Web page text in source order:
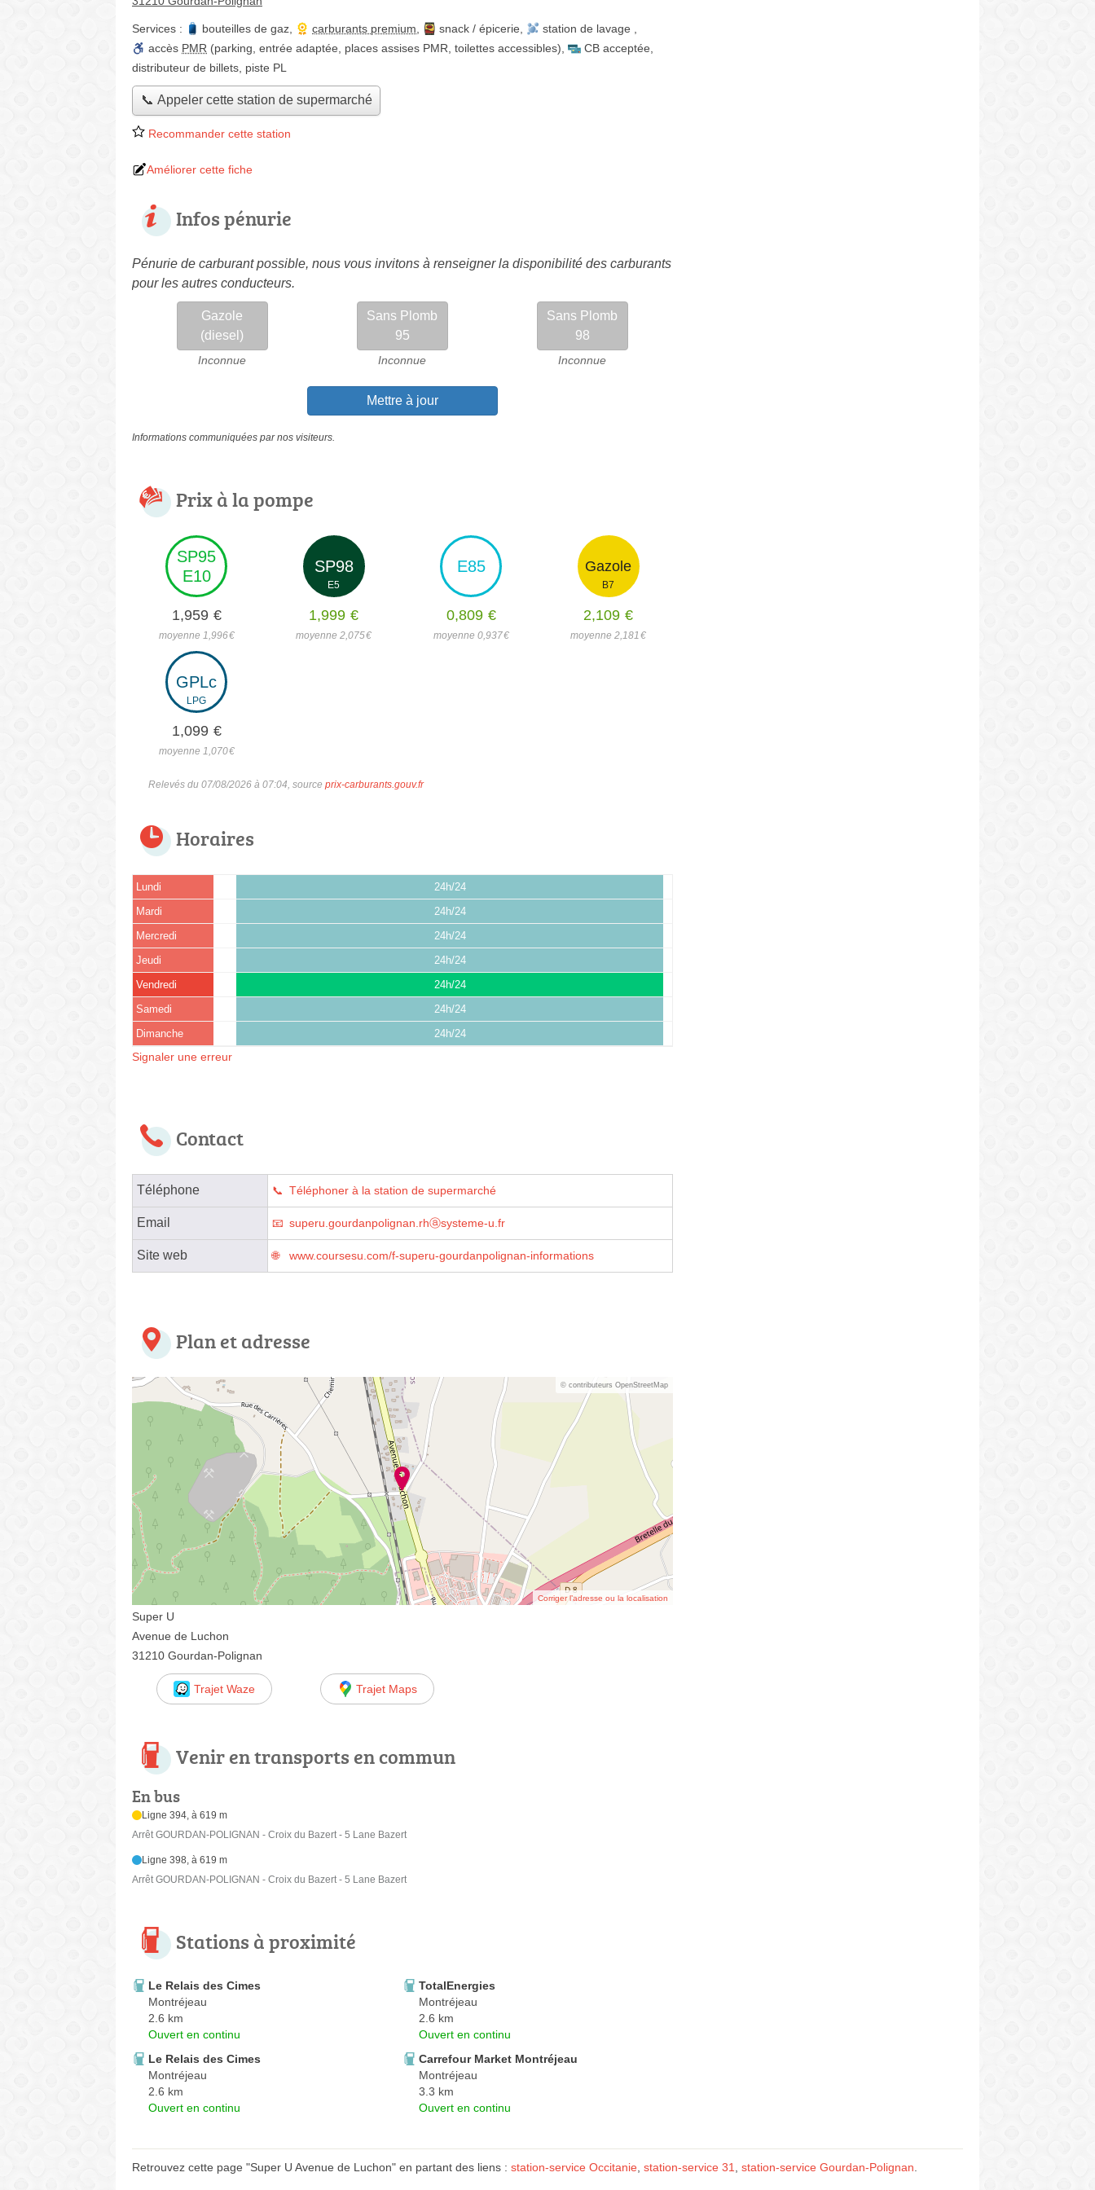
Services : bouteilles de gaz carburants premium snack / épicerie station de lavage
accès PMR (parking, entrée adaptée, places assises PMR, toilettes accessibles) CB acceptée
distributeur de billets piste PL
📞 Appeler cette station de supermarché
Recommander cette station
Améliorer cette fiche
Infos pénurie
Pénurie de carburant possible, nous vous invitons à renseigner la disponibilité des carburants
pour les autres conducteurs.
Gazole
(diesel)
Inconnue
Sans Plomb
95
Inconnue
Sans Plomb
98
Inconnue
Mettre à jour
Informations communiquées par nos visiteurs.
Prix à la pompe
SP95
E10
1,959 €
moyenne 1,996€
SP98
E5
1,999 €
moyenne 2,075€
E85
0,809 €
moyenne 0,937€
Gazole
B7
2,109 €
moyenne 2,181 €
GPLc
LPG
1,099 €
moyenne 1,070€
Relevés du 07/08/2026 à 07:04, source prix-carburants.gouv.fr
Horaires
Lundi 24h/24
Mardi 24h/24
Mercredi 24h/24
Jeudi 24h/24
Vendredi 24h/24
Samedi 24h/24
Dimanche 24h/24
Signaler une erreur
Contact
Téléphone Téléphoner à la station de supermarché
Email superu.gourdanpolignan.rhⓐsysteme-u.fr
Site web www.coursesu.com/f-superu-gourdanpolignan-informations
Plan et adresse
© contributeurs OpenStreetMap
Corriger l’adresse ou la localisation
Super U
Avenue de Luchon
31210 Gourdan-Polignan
Trajet Waze Trajet Maps
Venir en transports en commun
En bus
Ligne 394, à 619 m
Arrêt GOURDAN-POLIGNAN - Croix du Bazert - 5 Lane Bazert
Ligne 398, à 619 m
Arrêt GOURDAN-POLIGNAN - Croix du Bazert - 5 Lane Bazert
Stations à proximité
Le Relais des Cimes
Montréjeau
2.6 km
Ouvert en continu
TotalEnergies
Montréjeau
2.6 km
Ouvert en continu
Le Relais des Cimes
Montréjeau
2.6 km
Ouvert en continu
Carrefour Market Montréjeau
Montréjeau
3.3 km
Ouvert en continu
Retrouvez cette page "Super U Avenue de Luchon" en partant des liens : station-service Occitanie station-service 31 station-service Gourdan-Polignan